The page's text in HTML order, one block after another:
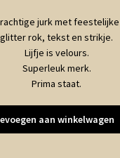
was:
€7.00.
is:
€3.50.
jurk met feestelijke
glitter rok, tekst en strikje.
Lijfje is velours.
Superleuk merk.
Prima staat.
aan winkelwagen